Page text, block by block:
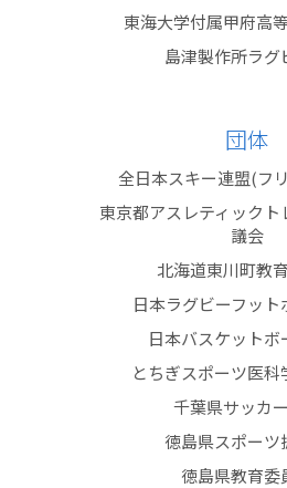
東海大学付属甲府高
島津製作所ラグ
団体
全日本スキー連盟(フ
東京都アスレティックト
議会
北海道東川町教
日本ラグビーフット
日本バスケットボ
とちぎスポーツ医科
千葉県サッカ
徳島県スポーツ
徳島県教育委